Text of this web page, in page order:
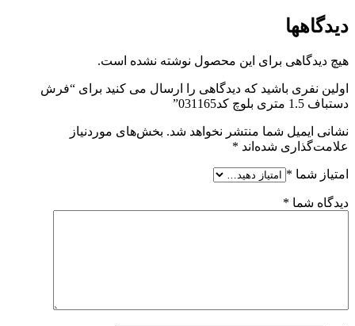
دیدگاهها
هیچ دیدگاهی برای این محصول نوشته نشده است.
اولین نفری باشید که دیدگاهی را ارسال می کنید برای “فرش
دستباف 1.5 متری بلوچ کد031165”
نشانی ایمیل شما منتشر نخواهد شد. بخش‌های موردنیاز
علامت‌گذاری شده‌اند *
امتیاز شما *
دیدگاه شما *